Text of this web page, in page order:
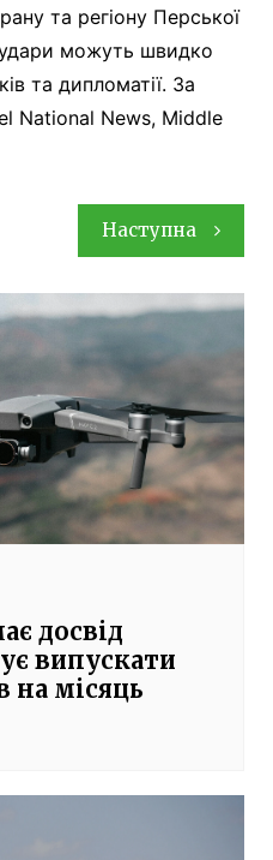
та регіону Перської
удари можуть швидко
та дипломатії. За
National News, Middle
Наступна
досвід
випускати
на місяць